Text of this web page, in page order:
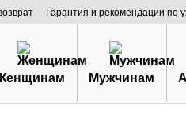
Гарантия и рекомендации по
Мужчинам